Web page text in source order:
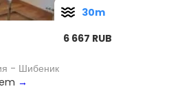
6 667 RUB
- Шибеник
→
30m